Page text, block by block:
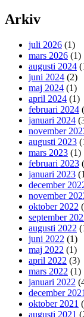
Arkiv
juli 2026 (1)
mars 2026 (1)
augusti 2024
juni 2024 (2)
maj 2024 (1)
april 2024 (1)
februari 2024
januari 2024
november
augusti 2023
mars 2023 (1)
februari 2023
januari 2023
december
november
oktober 2022
september
augusti 2022
juni 2022 (1)
maj 2022 (1)
april 2022 (3)
mars 2022 (1)
januari 2022
december 2021
oktober 2021
augusti 2021